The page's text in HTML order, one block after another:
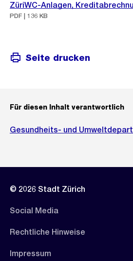
ZüriWC-Anlagen,
PDF | 136 KB
Seite drucken
Für diesen Inhalt verantwortlich
Gesundheits- und
© 2026 Stadt Zürich
Social Media
Rechtliche Hinweise
Impressum